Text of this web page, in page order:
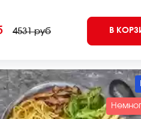
(8 шт.), Ролл Оливье
Калифорния темпура (8 шт.),
темпура (8 шт.) *Внешний вид
4531 руб В